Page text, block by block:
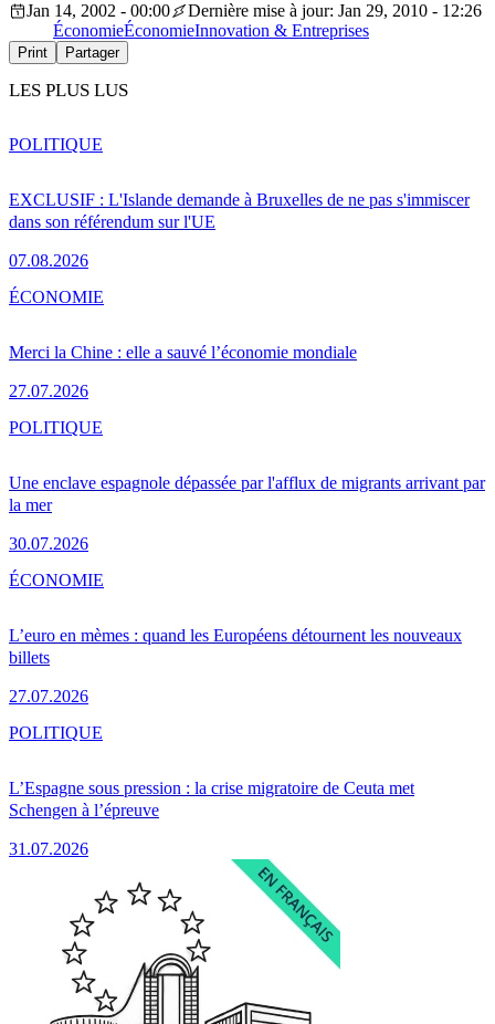
Jan 14, 2002 - 00:00
Dernière mise à jour: Jan 29, 2010 - 12:26
ÉconomieÉconomieInnovation & Entreprises
Print Partager
LES PLUS LUS
EXCLUSIF : L'Islande demande à Bruxelles de ne pas s'immiscer
dans son référendum sur l'UE
07.08.2026
POLITIQUE
Merci la Chine : elle a sauvé l’économie mondiale
27.07.2026
ÉCONOMIE
Une enclave espagnole dépassée par l'afflux de migrants arrivant par
la mer
30.07.2026
POLITIQUE
L’euro en mèmes : quand les Européens détournent les nouveaux
billets
27.07.2026
ÉCONOMIE
L’Espagne sous pression : la crise migratoire de Ceuta met
Schengen à l’épreuve
31.07.2026
POLITIQUE